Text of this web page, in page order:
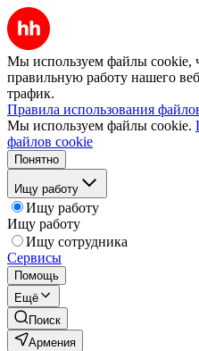
Мы используем файлы cookie,
правильную работу нашего
трафик.
Правила использования
Мы используем файлы cookie.
файлов cookie
Понятно
Ищу работу
Ищу работу
Ищу работу
Ищу сотрудника
Сервисы
Помощь
Ещё
Поиск
Армения